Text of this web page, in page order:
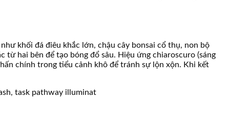
khối đá điêu khắc lớn, chậu cây bonsai cổ thụ, non bộ
hai bên để tạo bóng đổ sâu. Hiệu ứng chiaroscuro (sáng
chính trong tiểu cảnh khô để tránh sự lộn xộn. Khi kết